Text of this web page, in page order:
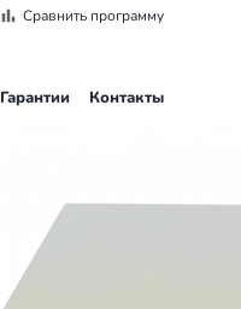
Сравнить программу
Гарантии Контакты